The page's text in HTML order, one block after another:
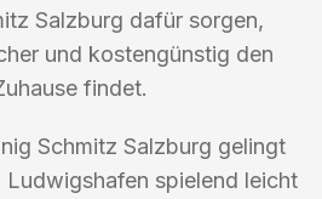
Salzburg dafür sorgen,
und kostengünstig den
findet.
Schmitz Salzburg gelingt
spielend leicht